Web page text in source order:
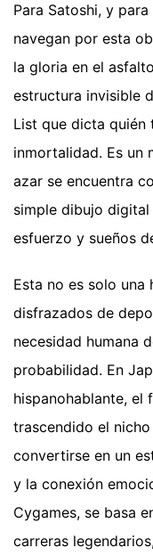
Para Satoshi, y
navegan por esta
la gloria en el
estructura invisible
List que dicta quién
inmortalidad. Es un
azar se encuentra
simple dibujo
esfuerzo y sueños
Esta no es solo
disfrazados de
necesidad humana
probabilidad. En
hispanohablante, el
trascendido el
convertirse en un
y la conexión
Cygames, se basa
carreras